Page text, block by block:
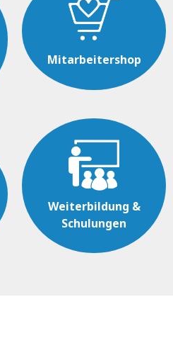
Mitarbeitershop
Weiterbildung &
Schulungen